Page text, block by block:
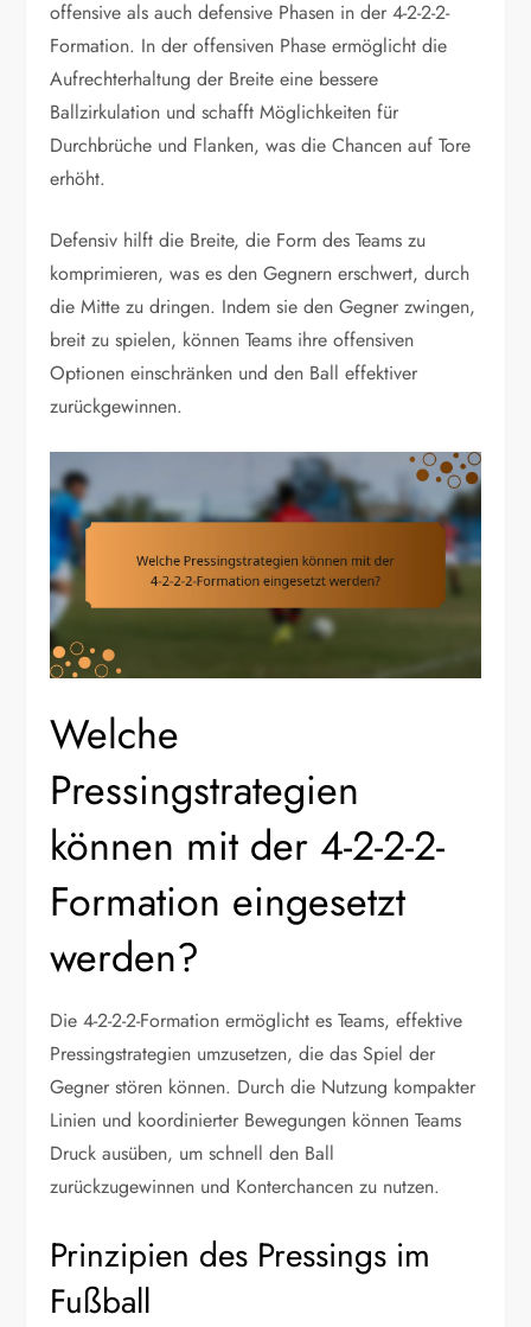
offensive als auch defensive Phasen in der 4-2-2-2-
Formation. In der offensiven Phase ermöglicht die
Aufrechterhaltung der Breite eine bessere
Ballzirkulation und schafft Möglichkeiten für
Durchbrüche und Flanken, was die Chancen auf Tore
erhöht.
Defensiv hilft die Breite, die Form des Teams zu
komprimieren, was es den Gegnern erschwert, durch
die Mitte zu dringen. Indem sie den Gegner zwingen,
breit zu spielen, können Teams ihre offensiven
Optionen einschränken und den Ball effektiver
zurückgewinnen.
Welche
Pressingstrategien
können mit der 4-2-2-2-
Formation eingesetzt
werden?
Die 4-2-2-2-Formation ermöglicht es Teams, effektive
Pressingstrategien umzusetzen, die das Spiel der
Gegner stören können. Durch die Nutzung kompakter
Linien und koordinierter Bewegungen können Teams
Druck ausüben, um schnell den Ball
zurückzugewinnen und Konterchancen zu nutzen.
Prinzipien des Pressings im
Fußball